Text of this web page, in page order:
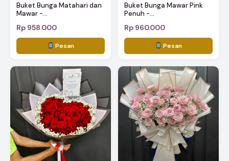
Buket Bunga Matahari dan
Mawar -...
Rp 958.000
Pesan
Buket Bunga Mawar Pink
Penuh -...
Rp 960.000
Pesan